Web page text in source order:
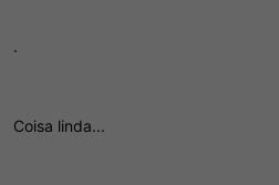
.
Coisa linda...